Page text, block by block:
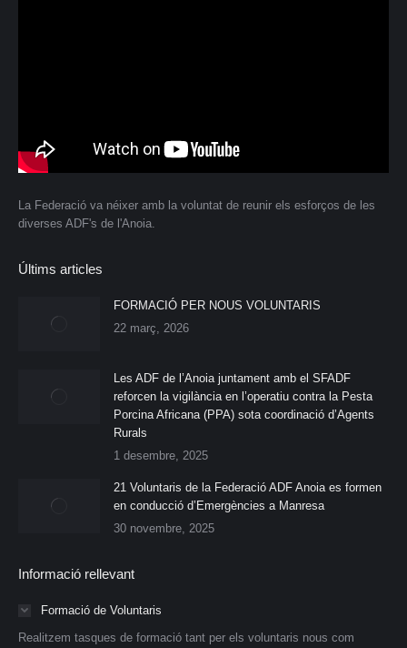
La Federació va néixer amb la voluntat de reunir els esforços de les
diverses ADF's de l'Anoia.
Últims articles
FORMACIÓ PER NOUS VOLUNTARIS
22 març, 2026
Les ADF de l’Anoia juntament amb el SFADF
reforcen la vigilància en l’operatiu contra la Pesta
Porcina Africana (PPA) sota coordinació d’Agents
Rurals
1 desembre, 2025
21 Voluntaris de la Federació ADF Anoia es formen
en conducció d’Emergències a Manresa
30 novembre, 2025
Informació rellevant
Formació de Voluntaris
Realitzem tasques de formació tant per els voluntaris nous com